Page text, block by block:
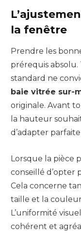
la fenêtre
Prendre les
prérequis absolu.
standard ne
baie vitrée sur-
originale. Avant
la hauteur
d’adapter
Lorsque la pièce
conseillé d’opter
Cela concerne
taille et la couleur
L’uniformité
cohérent et